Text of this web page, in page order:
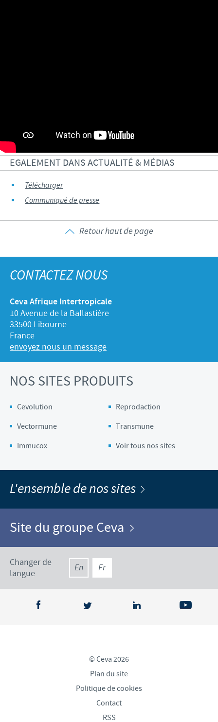
EGALEMENT DANS ACTUALITÉ & MÉDIAS
Télécharger
Communiqué de presse
Retour haut de page
CONTACTEZ NOUS
Ceva Afrique Intertropicale
10 Avenue de la Ballastière
33500 Libourne
France
envoyez nous un message
NOS SITES PRODUITS
Cevolution
Reprodaction
Vectormune
Transmune
Immucox
Voir tous nos sites
L'ensemble de nos sites
Site du groupe Ceva
Changer de
langue
En Fr
© Ceva 2026
Plan du site
Politique de cookies
Contact
RSS